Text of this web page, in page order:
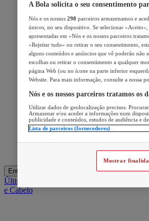
Entrar
Últimas
e Cabelo
A Bola solicita o seu consentimento
Nós e os nossos 298 parceiros armazenamos e
únicos, no seu dispositivo. Se selecionar
apresentadas em «Nós e os nossos parceiros
«Rejeitar tudo» ou retirar o seu consentimento,
alguns conteúdos e anúncios que vê poderão não
escolhas ou retirar o consentimento a qualquer
página Web (ou no ícone na parte inferior
Website. Para mais informação, consulte a nossa
Nós e os nossos parceiros tratamos os
Utilizar dados de geolocalização precisos.
Armazenar e/ou aceder a informações num
publicidade e conteúdos, estudos de audiência e
Lista de parceiros (fornecedores)
Mostrar